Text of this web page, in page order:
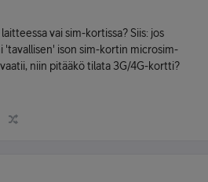
vai sim-kortissa? Siis: jos
'tavallisen' ison sim-kortin microsim-
niin pitääkö tilata 3G/4G-kortti?